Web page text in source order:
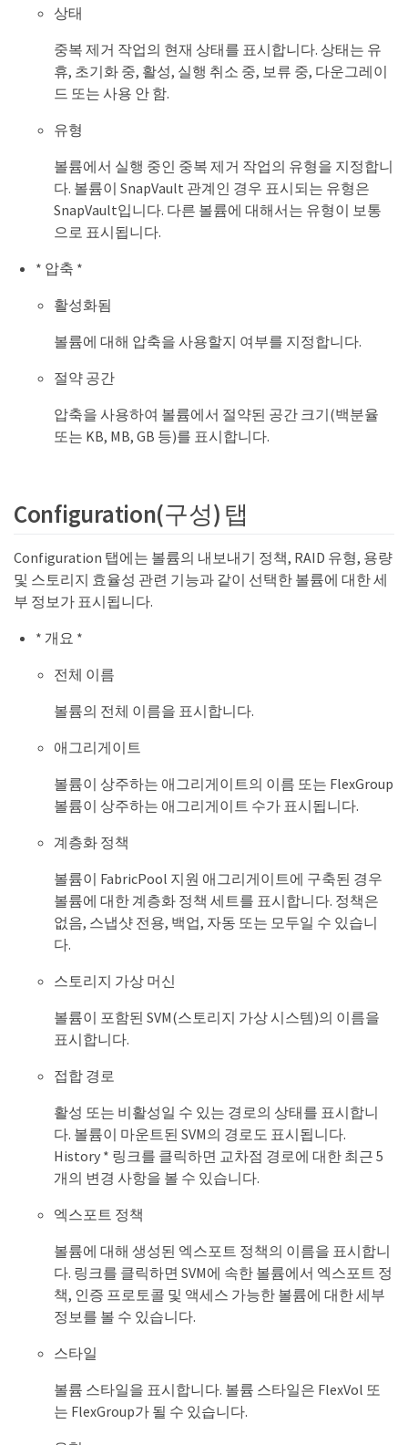
상태
중복 제거 작업의 현재 상태를 표시합니다. 상태는 유
휴, 초기화 중, 활성, 실행 취소 중, 보류 중, 다운그레이
드 또는 사용 안 함.
유형
볼륨에서 실행 중인 중복 제거 작업의 유형을 지정합니
다. 볼륨이 SnapVault 관계인 경우 표시되는 유형은
SnapVault입니다. 다른 볼륨에 대해서는 유형이 보통
으로 표시됩니다.
* 압축 *
활성화됨
볼륨에 대해 압축을 사용할지 여부를 지정합니다.
절약 공간
압축을 사용하여 볼륨에서 절약된 공간 크기(백분율
또는 KB, MB, GB 등)를 표시합니다.
Configuration(구성) 탭
Configuration 탭에는 볼륨의 내보내기 정책, RAID 유형, 용량
및 스토리지 효율성 관련 기능과 같이 선택한 볼륨에 대한 세
부 정보가 표시됩니다.
* 개요 *
전체 이름
볼륨의 전체 이름을 표시합니다.
애그리게이트
볼륨이 상주하는 애그리게이트의 이름 또는 FlexGroup
볼륨이 상주하는 애그리게이트 수가 표시됩니다.
계층화 정책
볼륨이 FabricPool 지원 애그리게이트에 구축된 경우
볼륨에 대한 계층화 정책 세트를 표시합니다. 정책은
없음, 스냅샷 전용, 백업, 자동 또는 모두일 수 있습니
다.
스토리지 가상 머신
볼륨이 포함된 SVM(스토리지 가상 시스템)의 이름을
표시합니다.
접합 경로
활성 또는 비활성일 수 있는 경로의 상태를 표시합니
다. 볼륨이 마운트된 SVM의 경로도 표시됩니다.
History * 링크를 클릭하면 교차점 경로에 대한 최근 5
개의 변경 사항을 볼 수 있습니다.
엑스포트 정책
볼륨에 대해 생성된 엑스포트 정책의 이름을 표시합니
다. 링크를 클릭하면 SVM에 속한 볼륨에서 엑스포트 정
책, 인증 프로토콜 및 액세스 가능한 볼륨에 대한 세부
정보를 볼 수 있습니다.
스타일
볼륨 스타일을 표시합니다. 볼륨 스타일은 FlexVol 또
는 FlexGroup가 될 수 있습니다.